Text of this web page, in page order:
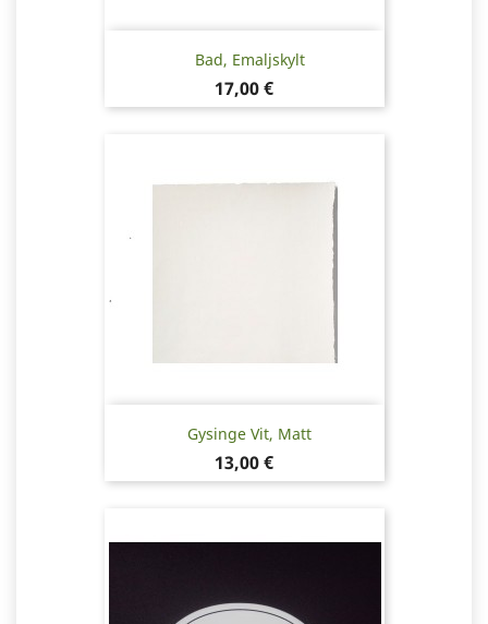
Bad, Emaljskylt
Pris
17,00 €
Gysinge Vit, Matt
Pris
13,00 €